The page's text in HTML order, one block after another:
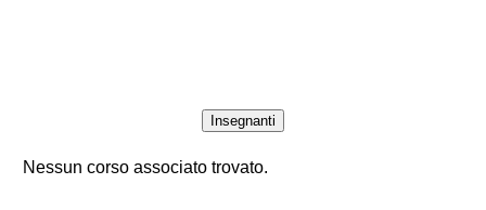
Insegnanti
Nessun corso associato trovato.